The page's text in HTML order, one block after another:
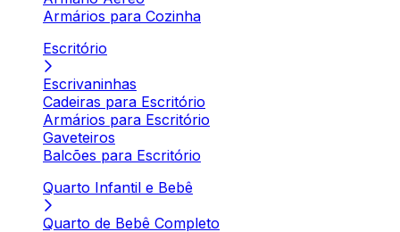
Armários para Cozinha
Escritório
Escrivaninhas
Cadeiras para Escritório
Armários para Escritório
Gaveteiros
Balcões para Escritório
Quarto Infantil e Bebê
Quarto de Bebê Completo